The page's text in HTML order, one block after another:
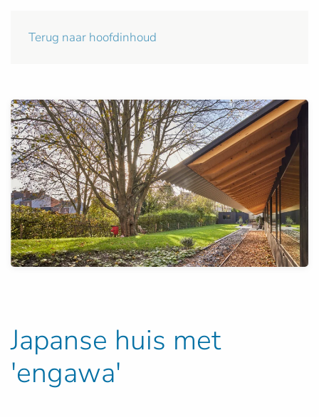
Terug naar hoofdinhoud
Japanse huis met
'engawa'